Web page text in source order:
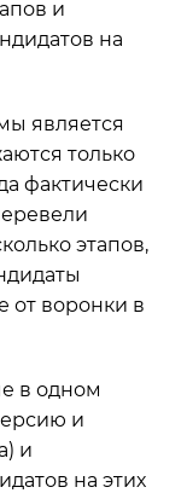
и
на
является
только
фактически
этапов,
от воронки в
в одном
и
и
на этих